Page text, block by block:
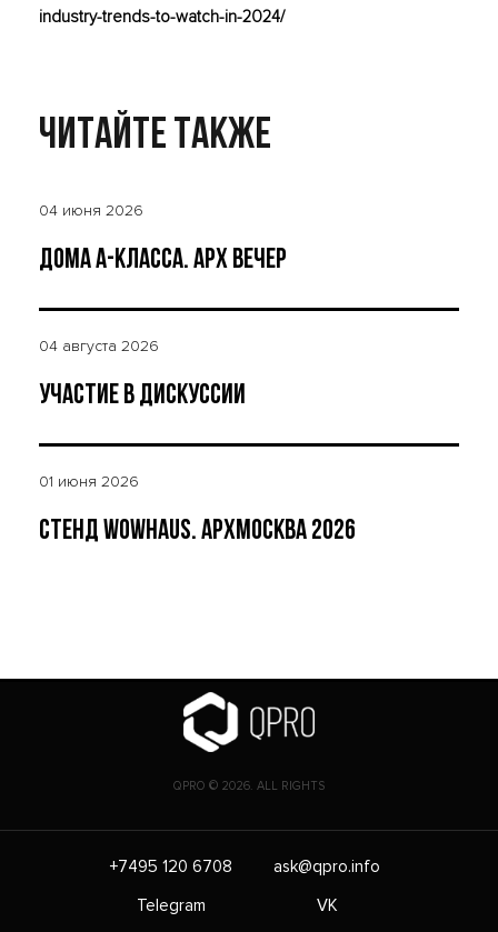
industry-trends-to-watch-in-2024/
Читайте также
04 июня 2026
ДОМА А-КЛАССА. АРХ ВЕЧЕР
04 августа 2026
УЧАСТИЕ В ДИСКУССИИ
01 июня 2026
СТЕНД WOWHAUS. АРХМОСКВА 2026
QPRO © 2026. ALL RIGHTS
+7495 120 6708
ask@qpro.info
Telegram
VK